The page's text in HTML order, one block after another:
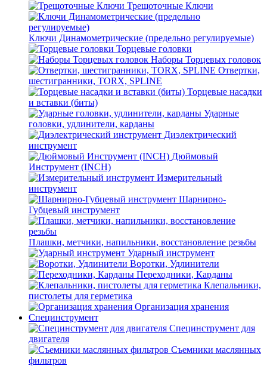
Трещоточные Ключи
Ключи Динамометрические (предельно регулируемые)
Торцевые головки
Наборы Торцевых головок
Отвертки,
шестигранники, TORX, SPLINE
Торцевые насадки
и вставки (биты)
Ударные
головки, удлинители, карданы
Диэлектрический
инструмент
Дюймовый
Инструмент (INCH)
Измерительный
инструмент
Шарнирно-
Губцевый инструмент
Плашки, метчики, напильники, восстановление резьбы
Ударный инструмент
Воротки, Удлинители
Переходники, Карданы
Клепальники,
пистолеты для герметика
Организация хранения
Специнструмент
Специнструмент для
двигателя
Съемники маслянных
фильтров